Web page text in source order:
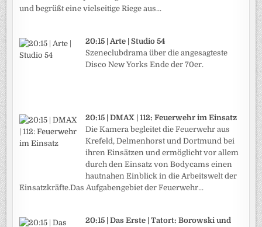
und begrüßt eine vielseitige Riege aus...
20:15 | Arte | Studio 54
Szeneclubdrama über die angesagteste
Disco New Yorks Ende der 70er.
20:15 | DMAX | 112: Feuerwehr im Einsatz
Die Kamera begleitet die Feuerwehr aus
Krefeld, Delmenhorst und Dortmund bei
ihren Einsätzen und ermöglicht vor allem
durch den Einsatz von Bodycams einen
hautnahen Einblick in die Arbeitswelt der
Einsatzkräfte.Das Aufgabengebiet der Feuerwehr...
20:15 | Das Erste | Tatort: Borowski und